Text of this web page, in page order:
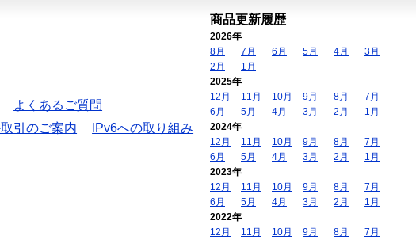
よくあるご質問
引のご案内
IPv6への取り組み
商品更新履歴
2026年
8月
7月 6月 5月 4月
3月
2月
1月
2025年
12月
11月 10月 9月 8月
7月
6月
5月 4月 3月 2月
1月
2024年
12月
11月 10月 9月 8月
7月
6月
5月 4月 3月 2月
1月
2023年
12月
11月 10月 9月 8月
7月
6月
5月 4月 3月 2月
1月
2022年
12月
11月 10月 9月 8月
7月